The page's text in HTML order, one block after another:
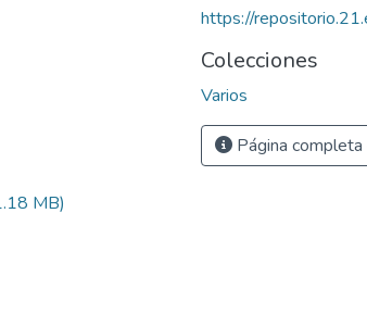
MB)
https://
Colecciones
Varios
Página